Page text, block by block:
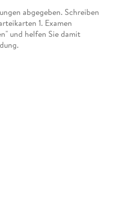
abgegeben. Schreiben
1. Examen
und helfen Sie damit